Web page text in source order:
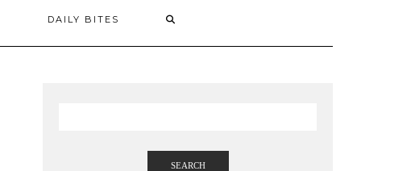
DAILY BITES
SEARCH